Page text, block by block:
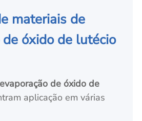
materiais de
de óxido de lutécio
de óxido de
aplicação em várias